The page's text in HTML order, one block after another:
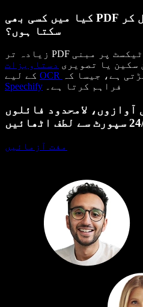
کیا میں کسی بھی PDF پر وائس ریڈر استعمال کر
سکتا ہوں؟
زیادہ تر PDF وائس ریڈر ٹیکسٹ پر مبنی PDF پر بہت
سکین یا تصویری دستاویزات
ہے، جیسا کہ
Speechify
فراہم کرتا ہے۔
لامحدود فائلوں
مفت آزمائیں